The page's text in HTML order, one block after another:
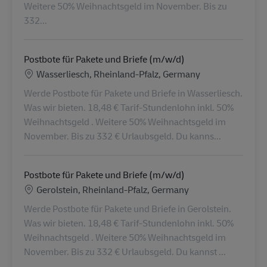
Weitere 50% Weihnachtsgeld im November. Bis zu
332...
Postbote für Pakete und Briefe (m/w/d)
Lokalizacja
Wasserliesch, Rheinland-Pfalz, Germany
Werde Postbote für Pakete und Briefe in Wasserliesch.
Was wir bieten. 18,48 € Tarif-Stundenlohn inkl. 50%
Weihnachtsgeld . Weitere 50% Weihnachtsgeld im
November. Bis zu 332 € Urlaubsgeld. Du kanns...
Postbote für Pakete und Briefe (m/w/d)
Lokalizacja
Gerolstein, Rheinland-Pfalz, Germany
Werde Postbote für Pakete und Briefe in Gerolstein.
Was wir bieten. 18,48 € Tarif-Stundenlohn inkl. 50%
Weihnachtsgeld . Weitere 50% Weihnachtsgeld im
November. Bis zu 332 € Urlaubsgeld. Du kannst ...